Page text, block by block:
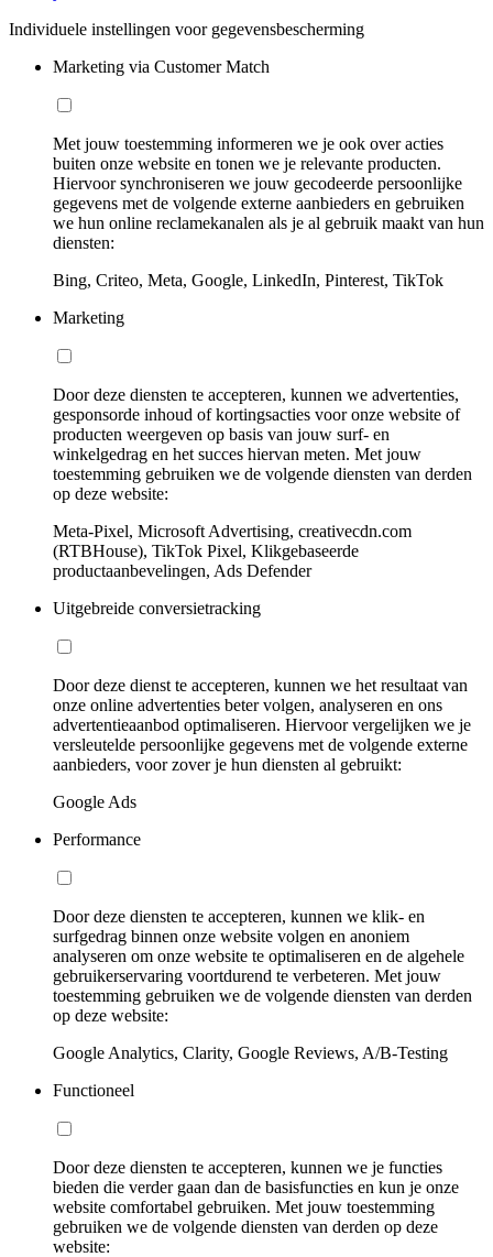
Individuele instellingen voor gegevensbescherming
Marketing via Customer Match
Met jouw toestemming informeren we je ook over acties
buiten onze website en tonen we je relevante producten.
Hiervoor synchroniseren we jouw gecodeerde persoonlijke
gegevens met de volgende externe aanbieders en gebruiken
we hun online reclamekanalen als je al gebruik maakt van hun
diensten:
Bing, Criteo, Meta, Google, LinkedIn, Pinterest, TikTok
Marketing
Door deze diensten te accepteren, kunnen we advertenties,
gesponsorde inhoud of kortingsacties voor onze website of
producten weergeven op basis van jouw surf- en
winkelgedrag en het succes hiervan meten. Met jouw
toestemming gebruiken we de volgende diensten van derden
op deze website:
Meta-Pixel, Microsoft Advertising, creativecdn.com
(RTBHouse), TikTok Pixel, Klikgebaseerde
productaanbevelingen, Ads Defender
Uitgebreide conversietracking
Door deze dienst te accepteren, kunnen we het resultaat van
onze online advertenties beter volgen, analyseren en ons
advertentieaanbod optimaliseren. Hiervoor vergelijken we je
versleutelde persoonlijke gegevens met de volgende externe
aanbieders, voor zover je hun diensten al gebruikt:
Google Ads
Performance
Door deze diensten te accepteren, kunnen we klik- en
surfgedrag binnen onze website volgen en anoniem
analyseren om onze website te optimaliseren en de algehele
gebruikerservaring voortdurend te verbeteren. Met jouw
toestemming gebruiken we de volgende diensten van derden
op deze website:
Google Analytics, Clarity, Google Reviews, A/B-Testing
Functioneel
Door deze diensten te accepteren, kunnen we je functies
bieden die verder gaan dan de basisfuncties en kun je onze
website comfortabel gebruiken. Met jouw toestemming
gebruiken we de volgende diensten van derden op deze
website: